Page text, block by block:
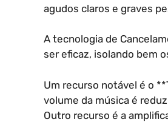
agudos claros e graves
A tecnologia de
ser eficaz, isolando bem
Um recurso notável é o
volume da música é
Outro recurso é a